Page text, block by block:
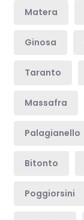
Matera
Ginosa
Taranto
Massafra
Palagianello
Bitonto
Poggiorsini